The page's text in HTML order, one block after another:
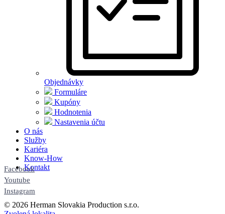
Objednávky
Formuláre
Kupóny
Hodnotenia
Nastavenia účtu
O nás
Služby
Kariéra
Know-How
Kontakt
Facebook
Youtube
Instagram
© 2026 Herman Slovakia Production s.r.o.